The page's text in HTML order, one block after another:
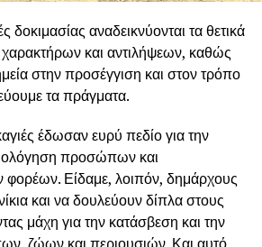
δημιουργώντας άπλετο χώρο
εργολάβοι και εταιρείες.
όλων των Δασαρχείων,
έργα πρόληψης, ώστε
κάθε καλοκαίρι αντιμέτωποι
και τις καταστροφές.
δοκιμασίας αναδεικνύονται τα θετικά
χαρακτήρων και αντιλήψεων, καθώς
στην προσέγγιση και στον τρόπο
τα πράγματα.
έδωσαν ευρύ πεδίο για την
προσώπων και
φορέων. Είδαμε, λοιπόν, δημάρχους
και να δουλεύουν δίπλα στους
μάχη για την κατάσβεση και την